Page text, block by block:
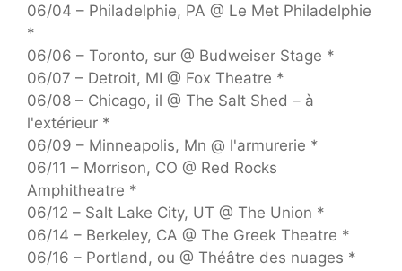
06/04 – Philadelphie, PA @ Le Met Philadelphie
*
06/06 – Toronto, sur @ Budweiser Stage *
06/07 – Detroit, MI @ Fox Theatre *
06/08 – Chicago, il @ The Salt Shed – à
l'extérieur *
06/09 – Minneapolis, Mn @ l'armurerie *
06/11 – Morrison, CO @ Red Rocks
Amphitheatre *
06/12 – Salt Lake City, UT @ The Union *
06/14 – Berkeley, CA @ The Greek Theatre *
06/16 – Portland, ou @ Théâtre des nuages ​​*